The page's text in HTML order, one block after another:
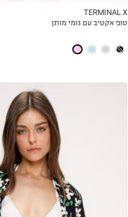
MY LIST
TERMINAL X
טופ אקטיב עם גומי מותן